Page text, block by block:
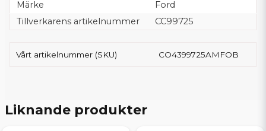
Märke
Ford
Tillverkarens artikelnummer
CC99725
Vårt artikelnummer (SKU) CO4399725AMFOB
Liknande produkter